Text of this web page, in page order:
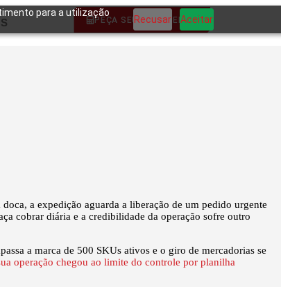
para a utilização
Recusar Aceitar
PEÇA SEU ORÇAMENTO
a expedição aguarda a liberação de um pedido urgente
cobrar diária e a credibilidade da operação sofre outro
a marca de 500 SKUs ativos e o giro de mercadorias se
operação chegou ao limite do controle por planilha